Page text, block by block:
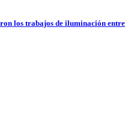
los trabajos de iluminación entre